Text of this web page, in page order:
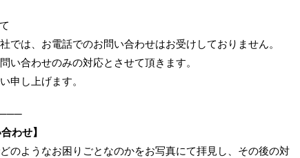
では、お電話でのお問い合わせはお受けしておりません。
い合わせのみの対応とさせて頂きます。
申し上げます。
わせ】
のようなお困りごとなのかをお写真にて拝見し、その後の対